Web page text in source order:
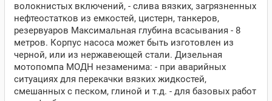
волокнистых включений, - слива вязких, загрязненных
нефтеостатков из емкостей, цистерн, танкеров,
резервуаров Максимальная глубина всасывания - 8
метров. Корпус насоса может быть изготовлен из
черной, или из нержавеющей стали. Дизельная
мотопомпа МОДН незаменима: - при аварийных
ситуациях для перекачки вязких жидкостей,
смешанных с песком, глиной и т.д. - для базовых работ